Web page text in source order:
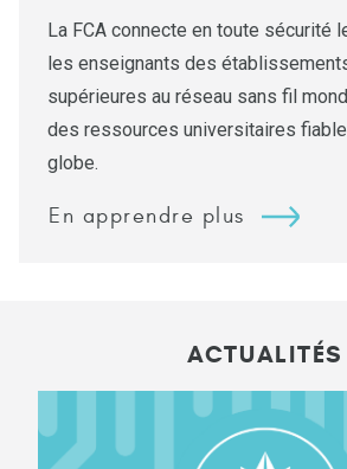
La FCA connecte en toute sécurité
les enseignants des
supérieures au réseau sans fil
des ressources universitaires
globe.
En apprendre plus
ACTUALITÉS